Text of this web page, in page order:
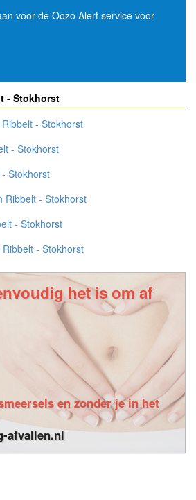
voor de Oozo Alert service voor
- Stokhorst
- Stokhorst
- Stokhorst
Stokhorst
Ribbelt - Stokhorst
- Stokhorst
- Stokhorst
het is om af
en zonder je in het
afvallen.nl